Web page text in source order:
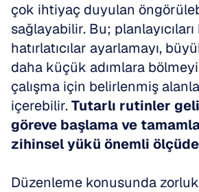
çok ihtiyaç duyulan
sağlayabilir. Bu;
hatırlatıcılar ayarlamayı,
daha küçük adımlara
çalışma için belirlenmiş
içerebilir. Tutarlı rutinler
göreve başlama ve
zihinsel yükü önemli
Düzenleme konusunda